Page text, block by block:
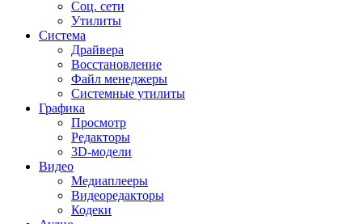
Соц. сети
Утилиты
Система
Драйвера
Восстановление
Файл менеджеры
Системные утилиты
Графика
Просмотр
Редакторы
3D-модели
Видео
Медиаплееры
Видеоредакторы
Кодеки